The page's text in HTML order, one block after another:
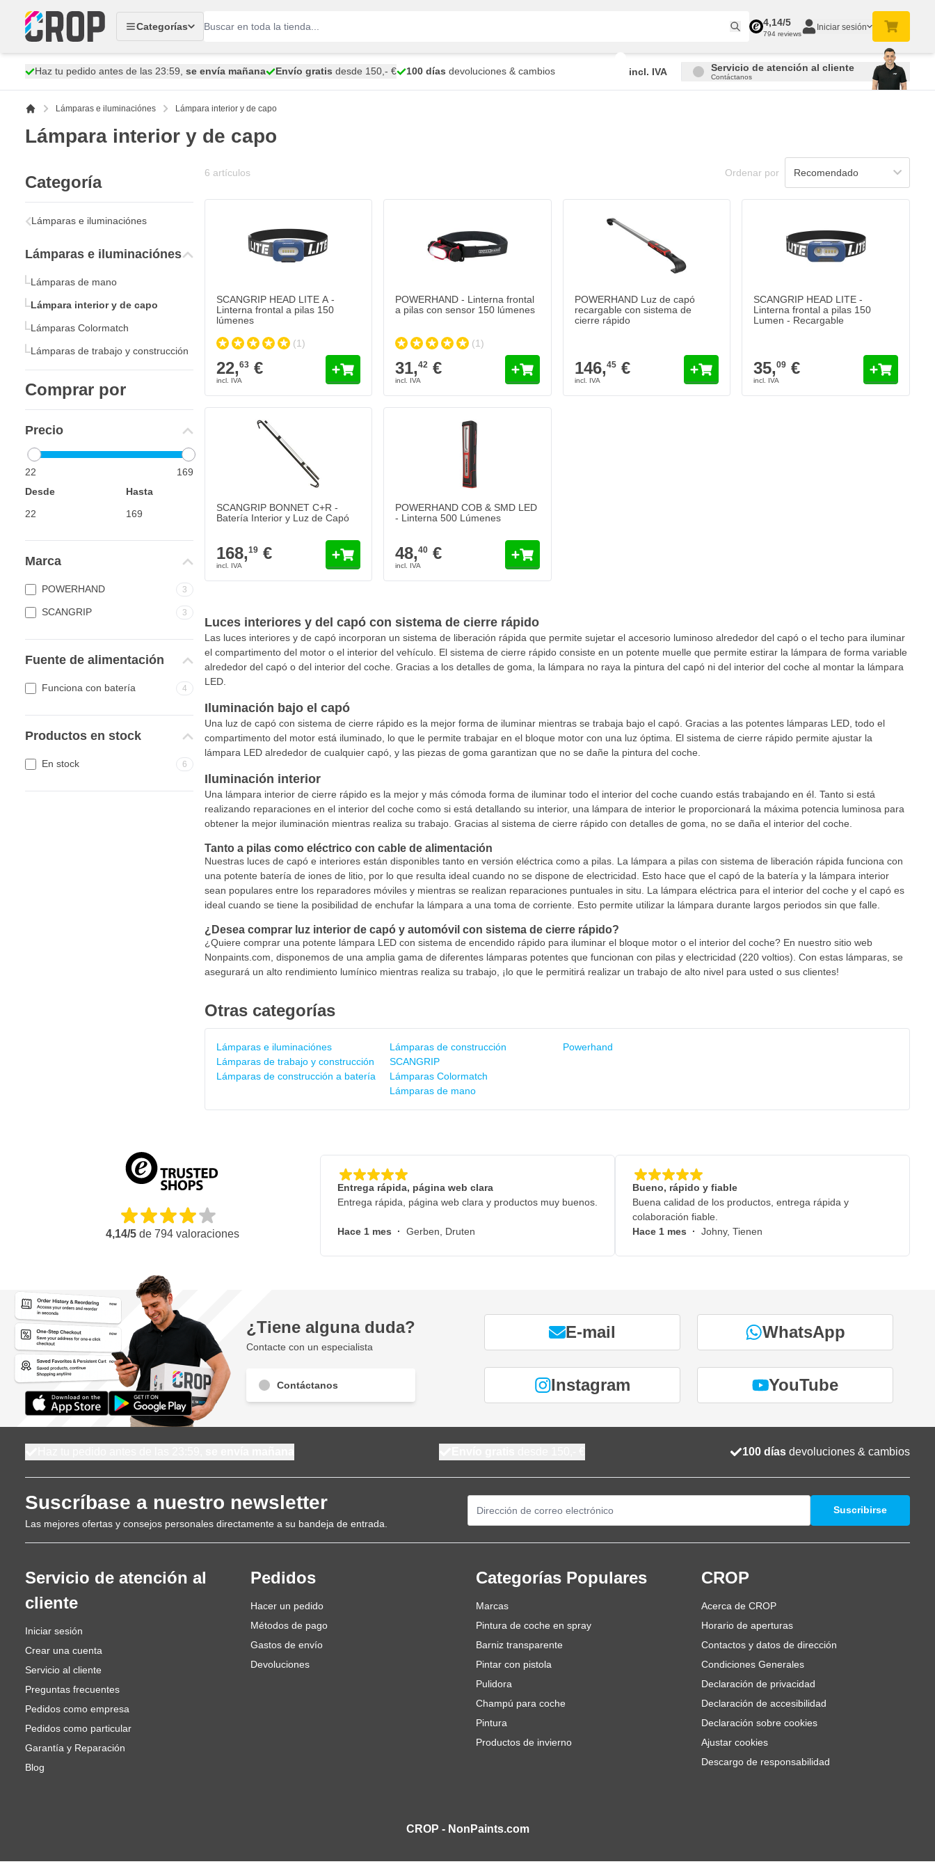
Categorías
4,14/5
794 reviews
Iniciar sesión
Haz tu pedido antes de las 23:59, se envía mañana Envío gratis desde 150,- € 100 días devoluciones & cambios incl. IVA Servicio de atención al cliente
Contáctanos
Lámparas e iluminaciónes Lámpara interior y de capo
Lámpara interior y de capo
Categoría
Lámparas e iluminaciónes
Lámparas e iluminaciónes
Lámparas de mano
Lámpara interior y de capo
Lámparas Colormatch
Lámparas de trabajo y construcción
Comprar por
Precio
22
169
Desde
Hasta
Marca
POWERHAND 3
SCANGRIP 3
Fuente de alimentación
Funciona con batería 4
Productos en stock
En stock 6
6 artículos Ordenar por
SCANGRIP HEAD LITE A -
Linterna frontal a pilas 150
lúmenes
(1)
22,63€
POWERHAND - Linterna frontal
a pilas con sensor 150 lúmenes
(1)
31,42 €
POWERHAND Luz de capó
recargable con sistema de
cierre rápido
146,45€
SCANGRIP HEAD LITE -
Linterna frontal a pilas 150
Lumen - Recargable
35,09 €
SCANGRIP BONNET C+R -
Batería Interior y Luz de Capó
168,19€
POWERHAND COB & SMD LED
- Linterna 500 Lúmenes
48,40 €
Luces interiores y del capó con sistema de cierre rápido
Las luces interiores y de capó incorporan un sistema de liberación rápida que permite sujetar el accesorio luminoso alrededor del capó o el techo para iluminar
el compartimento del motor o el interior del vehículo. El sistema de cierre rápido consiste en un potente muelle que permite estirar la lámpara de forma variable
alrededor del capó o del interior del coche. Gracias a los detalles de goma, la lámpara no raya la pintura del capó ni del interior del coche al montar la lámpara
LED.
Iluminación bajo el capó
Una luz de capó con sistema de cierre rápido es la mejor forma de iluminar mientras se trabaja bajo el capó. Gracias a las potentes lámparas LED, todo el
compartimento del motor está iluminado, lo que le permite trabajar en el bloque motor con una luz óptima. El sistema de cierre rápido permite ajustar la
lámpara LED alrededor de cualquier capó, y las piezas de goma garantizan que no se dañe la pintura del coche.
Iluminación interior
Una lámpara interior de cierre rápido es la mejor y más cómoda forma de iluminar todo el interior del coche cuando estás trabajando en él. Tanto si está
realizando reparaciones en el interior del coche como si está detallando su interior, una lámpara de interior le proporcionará la máxima potencia luminosa para
obtener la mejor iluminación mientras realiza su trabajo. Gracias al sistema de cierre rápido con detalles de goma, no se daña el interior del coche.
Tanto a pilas como eléctrico con cable de alimentación
Nuestras luces de capó e interiores están disponibles tanto en versión eléctrica como a pilas. La lámpara a pilas con sistema de liberación rápida funciona con
una potente batería de iones de litio, por lo que resulta ideal cuando no se dispone de electricidad. Esto hace que el capó de la batería y la lámpara interior
sean populares entre los reparadores móviles y mientras se realizan reparaciones puntuales in situ. La lámpara eléctrica para el interior del coche y el capó es
ideal cuando se tiene la posibilidad de enchufar la lámpara a una toma de corriente. Esto permite utilizar la lámpara durante largos periodos sin que falle.
¿Desea comprar luz interior de capó y automóvil con sistema de cierre rápido?
¿Quiere comprar una potente lámpara LED con sistema de encendido rápido para iluminar el bloque motor o el interior del coche? En nuestro sitio web
Nonpaints.com, disponemos de una amplia gama de diferentes lámparas potentes que funcionan con pilas y electricidad (220 voltios). Con estas lámparas, se
asegurará un alto rendimiento lumínico mientras realiza su trabajo, ¡lo que le permitirá realizar un trabajo de alto nivel para usted o sus clientes!
Otras categorías
Lámparas e iluminaciónes
Lámparas de trabajo y construcción
Lámparas de construcción a batería
Lámparas de construcción
SCANGRIP
Lámparas Colormatch
Lámparas de mano
Powerhand
4,14/5 de 794 valoraciones
Entrega rápida, página web clara
Entrega rápida, página web clara y productos muy buenos.
Hace 1 mes · Gerben, Druten
Bueno, rápido y fiable
Buena calidad de los productos, entrega rápida y
colaboración fiable.
Hace 1 mes · Johny, Tienen
¿Tiene alguna duda?
Contacte con un especialista
Contáctanos
E-mail WhatsApp
Instagram YouTube
100 días devoluciones & cambios
Suscríbase a nuestro newsletter
Las mejores ofertas y consejos personales directamente a su bandeja de entrada.
Suscribirse
Servicio de atención al
cliente
Iniciar sesión
Crear una cuenta
Servicio al cliente
Preguntas frecuentes
Pedidos como empresa
Pedidos como particular
Garantía y Reparación
Blog
Pedidos
Hacer un pedido
Métodos de pago
Gastos de envío
Devoluciones
Categorías Populares
Marcas
Pintura de coche en spray
Barniz transparente
Pintar con pistola
Pulidora
Champú para coche
Pintura
Productos de invierno
CROP
Acerca de CROP
Horario de aperturas
Contactos y datos de dirección
Condiciones Generales
Declaración de privacidad
Declaración de accesibilidad
Declaración sobre cookies
Ajustar cookies
Descargo de responsabilidad
CROP - NonPaints.com